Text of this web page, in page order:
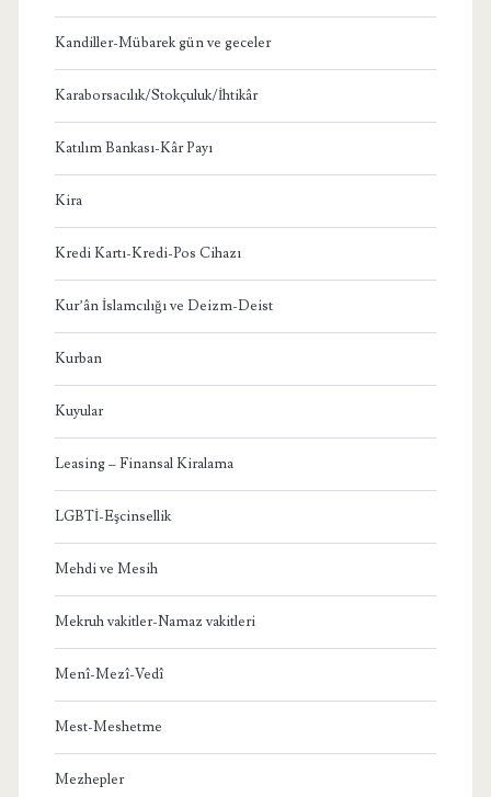
Kandiller-Mübarek gün ve geceler
Karaborsacılık/Stokçuluk/İhtikâr
Katılım Bankası-Kâr Payı
Kira
Kredi Kartı-Kredi-Pos Cihazı
Kur’ân İslamcılığı ve Deizm-Deist
Kurban
Kuyular
Leasing – Finansal Kiralama
LGBTİ-Eşcinsellik
Mehdi ve Mesih
Mekruh vakitler-Namaz vakitleri
Menî-Mezî-Vedî
Mest-Meshetme
Mezhepler